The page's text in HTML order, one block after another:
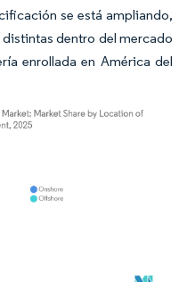
se está ampliando,
dentro del mercado
enrollada en América del